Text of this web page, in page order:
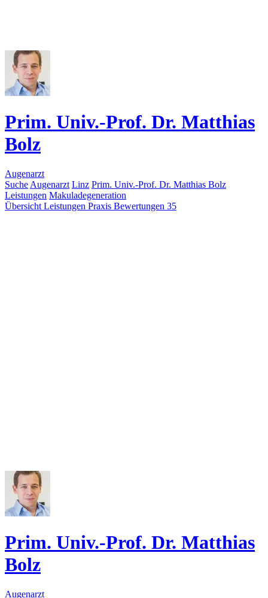
Prim. Univ.-Prof. Dr. Matthias
Bolz
Augenarzt
Suche Augenarzt Linz Prim. Univ.-Prof. Dr. Matthias Bolz
Leistungen Makuladegeneration
Übersicht Leistungen Praxis Bewertungen 35
Prim. Univ.-Prof. Dr. Matthias
Bolz
Augenarzt